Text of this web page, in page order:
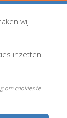
wij
inzetten.
om cookies te